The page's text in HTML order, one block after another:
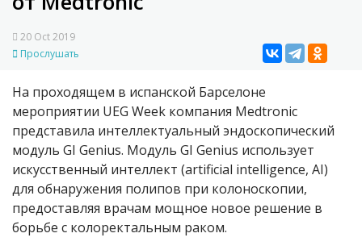
20 Oct 2019
Прослушать
На проходящем в испанской Барселоне
мероприятии UEG Week компания Medtronic
представила интеллектуальный эндоскопический
модуль GI Genius. Модуль GI Genius использует
искусственный интеллект (artificial intelligence, AI)
для обнаружения полипов при колоноскопии,
предоставляя врачам мощное новое решение в
борьбе с колоректальным раком.